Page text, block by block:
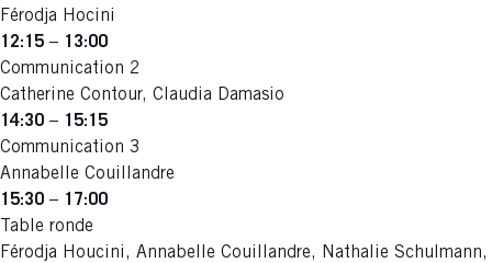
Férodja Hocini
12:15 – 13:00
Communication 2
Catherine Contour, Claudia Damasio
14:30 – 15:15
Communication 3
Annabelle Couillandre
15:30 – 17:00
Table ronde
Férodja Houcini, Annabelle Couillandre, Nathalie Schulmann,